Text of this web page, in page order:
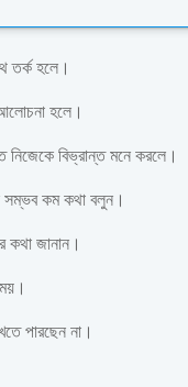
তর্ক হলে।
হলে।
বিভ্রান্ত মনে করলে।
সম্ভব কম কথা বলুন।
জানান।
পারছেন না।